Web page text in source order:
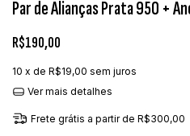
Par de Alianças Prata 950 +
R$190,00
10 x de R$19,00 sem juros
Ver mais detalhes
Frete grátis a partir de R$300,00